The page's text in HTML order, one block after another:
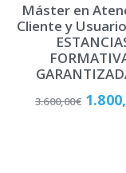
Máster en
Cliente y
3.600,00€